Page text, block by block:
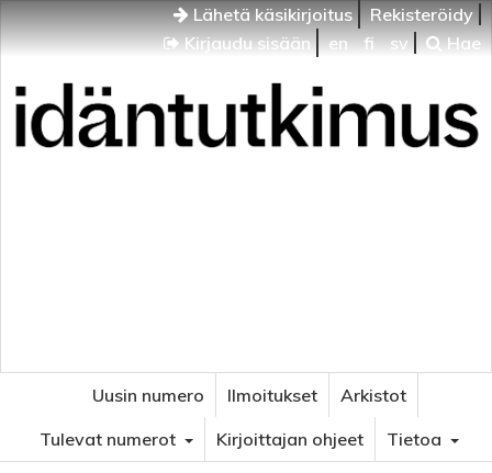
Lähetä käsikirjoitus
Rekisteröidy
Kirjaudu sisään
en fi sv Hae
Uusin numero Ilmoitukset
Arkistot
Tulevat numerot
Kirjoittajan ohjeet Tietoa